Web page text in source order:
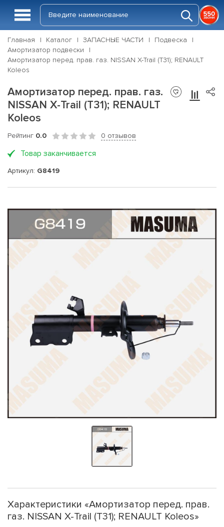
Главная Каталог ЗАПАСНЫЕ ЧАСТИ
Подвеска
Амортизатор подвески
Амортизатор перед. прав. газ. NISSAN X-Trail (T31); RENAULT
Koleos
Амортизатор перед. прав. газ.
NISSAN X-Trail (T31); RENAULT
Koleos
Рейтинг 0.0 0 отзывов
Товар заканчивается
Артикул: G8419
Характеристики «Амортизатор перед. прав.
газ. NISSAN X-Trail (T31); RENAULT Koleos»